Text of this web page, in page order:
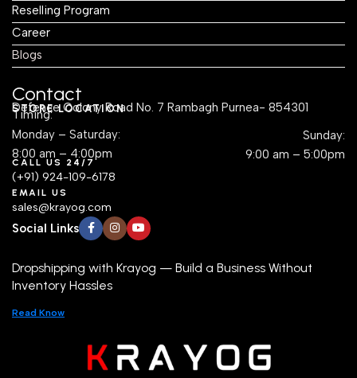
Reselling Program
Career
Blogs
Contact
STORE LOCATION
Defence Colony Road No. 7 Rambagh Purnea- 854301
Timing:
Monday – Saturday:
8:00 am – 4:00pm
Sunday:
9:00 am – 5:00pm
CALL US 24/7
(+91) 924-109-6178
EMAIL US
sales@krayog.com
Social Links
Dropshipping with Krayog — Build a Business Without
Inventory Hassles
Read Know